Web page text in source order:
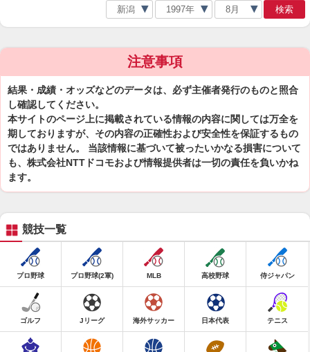
検索
注意事項
結果・成績・オッズなどのデータは、必ず主催者発行のものと照合
し確認してください。
本サイトのページ上に掲載されている情報の内容に関しては万全を
期しておりますが、その内容の正確性および安全性を保証するもの
ではありません。 当該情報に基づいて被ったいかなる損害について
も、株式会社NTTドコモおよび情報提供者は一切の責任を負いかね
ます。
競技一覧
プロ野球 プロ野球(2軍) MLB 高校野球 侍ジャパン
ゴルフ Jリーグ 海外サッカー 日本代表 テニス